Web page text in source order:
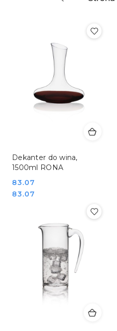
Dekanter do wina,
1500ml RONA
Cena:
83.07
Cena:
83.07